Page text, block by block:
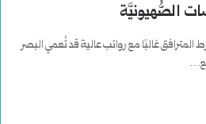
الصُّهيونيَّة
غالبًا مع رواتب عالية قد تُعمي البصر